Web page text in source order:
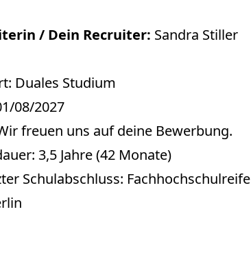
/ Dein Recruiter: Sandra Stiller
Duales Studium
08/2027
freuen uns auf deine Bewerbung.
3,5 Jahre (42 Monate)
Schulabschluss: Fachhochschulreife